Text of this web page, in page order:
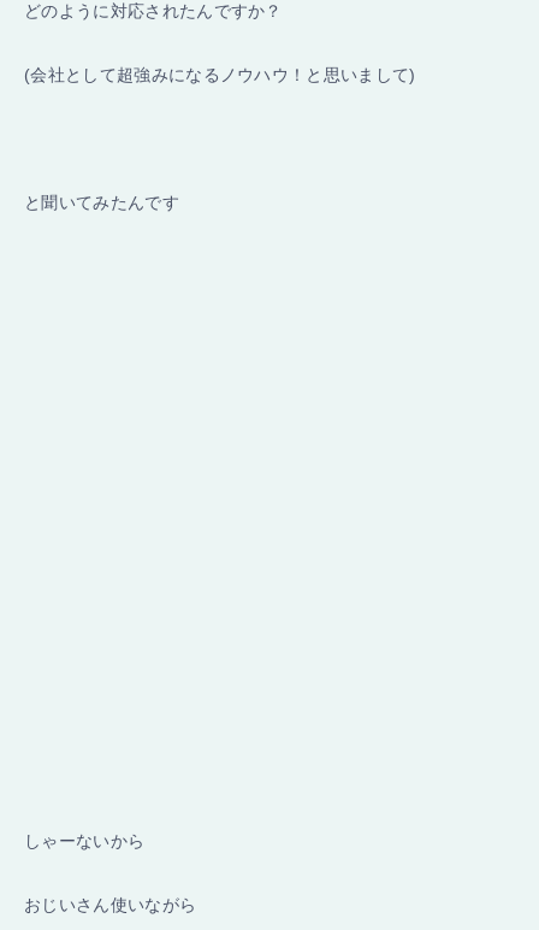
どのように対応されたんですか？
(会社として超強みになるノウハウ！と思いまして)
と聞いてみたんです
しゃーないから
おじいさん使いながら